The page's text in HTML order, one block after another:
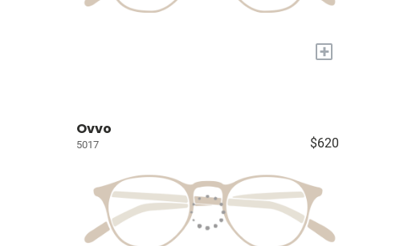
+
Ovvo
5017 $620